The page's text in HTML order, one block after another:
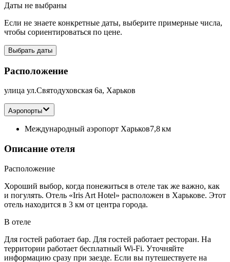
Даты не выбраны
Если не знаете конкретные даты, выберите примерные числа,
чтобы сориентироваться по цене.
Выбрать даты
Расположение
улица ул.Святодуховская 6а, Харьков
Аэропорты
Международный аэропорт Харьков7,8 км
Описание отеля
Расположение
Хороший выбор, когда понежиться в отеле так же важно, как
и погулять. Отель «Iris Art Hotel» расположен в Харькове. Этот
отель находится в 3 км от центра города.
В отеле
Для гостей работает бар. Для гостей работает ресторан. На
территории работает бесплатный Wi-Fi. Уточняйте
информацию сразу при заезде. Если вы путешествуете на